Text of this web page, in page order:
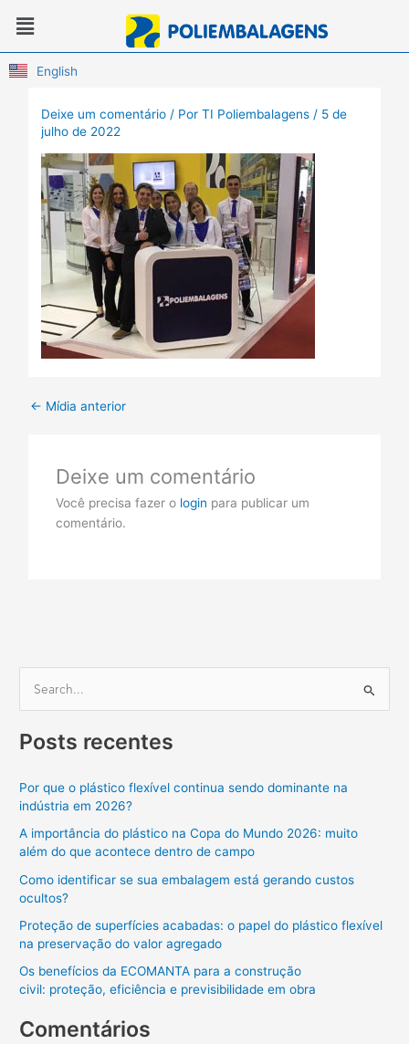
para
o
conteúdo
Menu
English
Deixe um comentário / PorTI Poliembalagens / 5 de
julho de 2022
← Mídia anterior
Deixe um comentário
Você precisa fazer o login para publicar um
comentário.
s
u
s
o
r
:
Posts recentes
Por que o plástico flexível continua sendo dominante na
indústria em 2026?
A importância do plástico na Copa do Mundo 2026: muito
além do que acontece dentro de campo
Como identificar se sua embalagem está gerando custos
ocultos?
Proteção de superfícies acabadas: o papel do plástico flexível
na preservação do valor agregado
Os benefícios da ECOMANTA para a construção
civil: proteção, eficiência e previsibilidade em obra
Comentários